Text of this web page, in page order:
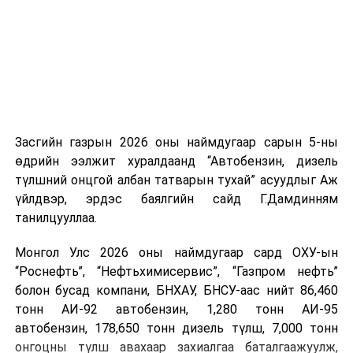
Засгийн газрын 2026 оны наймдугаар сарын 5-ны
өдрийн ээлжит хуралдаанд “Автобензин, дизель
түлшний онцгой албан татварын тухай” асуудлыг Аж
үйлдвэр, эрдэс баялгийн сайд Г.Дамдинням
танилцууллаа.
Монгол Улс 2026 оны наймдугаар сард ОХУ-ын
“Роснефть”, “Нефтьхимисервис”, “Газпром нефть”
болон бусад компани, БНХАУ, БНСУ-аас нийт 86,460
тонн АИ-92 автобензин, 1,280 тонн АИ-95
автобензин, 178,650 тонн дизель түлш, 7,000 тонн
онгоцны түлш авахаар захиалгаа баталгаажуулж,